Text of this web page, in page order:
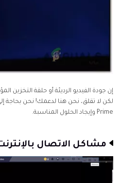
إن جودة الفيديو الرديئة أو حلقة التخزين
Prime وإيجاد الحلول المناسبة.
مشاكل الاتصال